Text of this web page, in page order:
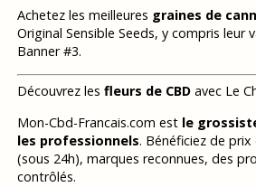
Achetez les meilleures graines de
Original Sensible Seeds, y compris leur
Banner #3.
Découvrez les fleurs de CBDavec Le
Mon-Cbd-Francais.com est le
les professionnels. Bénéficiez de
(sous 24h), marques reconnues, des
contrôlés.